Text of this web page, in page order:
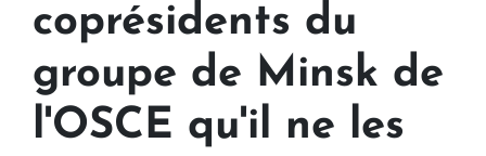
coprésidents du
groupe de Minsk de
l'OSCE qu'il ne les